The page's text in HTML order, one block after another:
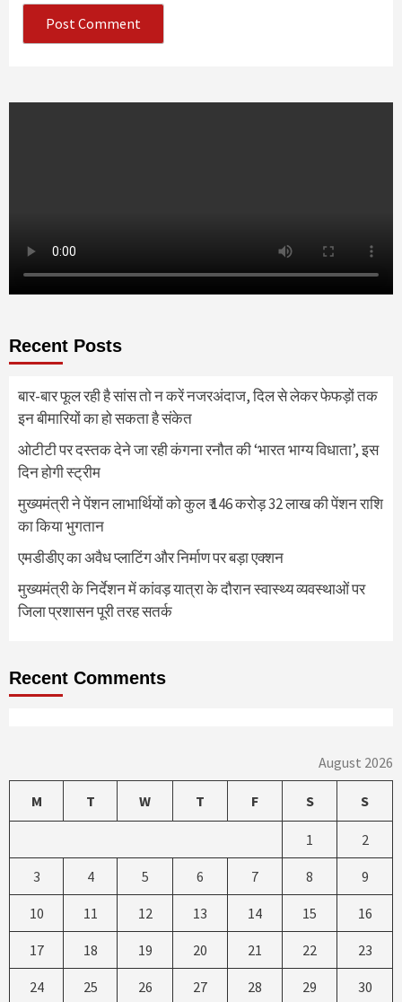
Recent Posts
बार-बार फूल रही है सांस तो न करें नजरअंदाज, दिल से लेकर फेफड़ों तक
इन बीमारियों का हो सकता है संकेत
ओटीटी पर दस्तक देने जा रही कंगना रनौत की ‘भारत भाग्य विधाता’, इस
दिन होगी स्ट्रीम
मुख्यमंत्री ने पेंशन लाभार्थियों को कुल ₹ 146 करोड़ 32 लाख की पेंशन राशि
का किया भुगतान
एमडीडीए का अवैध प्लाटिंग और निर्माण पर बड़ा एक्शन
मुख्यमंत्री के निर्देशन में कांवड़ यात्रा के दौरान स्वास्थ्य व्यवस्थाओं पर
जिला प्रशासन पूरी तरह सतर्क
Recent Comments
August 2026
M T W T F S S
1 2
3 4 5 6 7 8 9
10 11 12 13 14 15 16
17 18 19 20 21 22 23
24 25 26 27 28 29 30